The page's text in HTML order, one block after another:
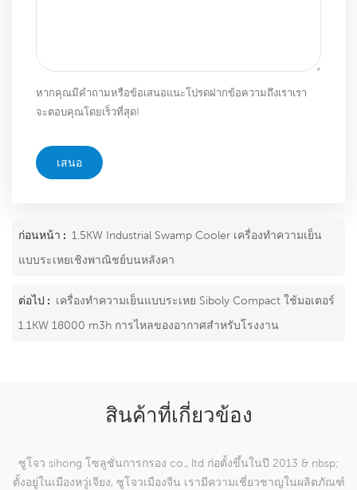
หากคุณมีคำถามหรือข้อเสนอแนะโปรดฝากข้อความถึงเราเรา
จะตอบคุณโดยเร็วที่สุด!
เสนอ
ก่อนหน้า : 1.5KW Industrial Swamp Cooler เครื่องทำความเย็น
แบบระเหยเชิงพาณิชย์บนหลังคา
ต่อไป : เครื่องทำความเย็นแบบระเหย Siboly Compact ใช้มอเตอร์
1.1KW 18000 m3h การไหลของอากาศสำหรับโรงงาน
สินค้าที่เกี่ยวข้อง
ซูโจว sihong โซลูชั่นการกรอง co., ltd ก่อตั้งขึ้นในปี 2013 & nbsp;
ตั้งอยู่ในเมืองหวู่เจียง, ซูโจวเมืองจีน เรามีความเชี่ยวชาญในผลิตภัณฑ์